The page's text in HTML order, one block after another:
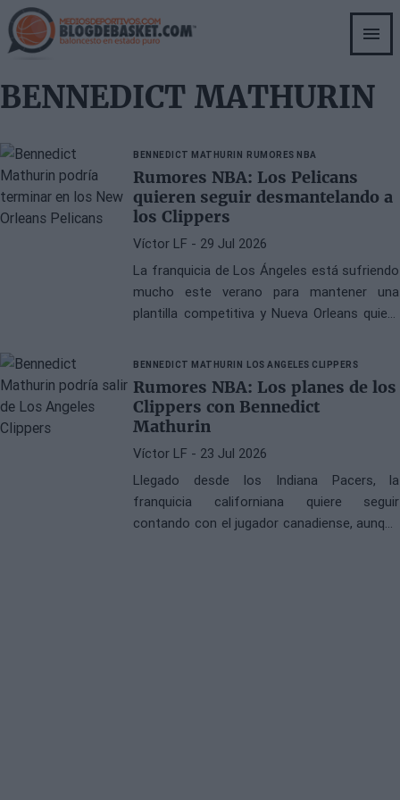
Skip
to
main
BENNEDICT MATHURIN
BENNEDICT MATHURIN RUMORES NBA
Rumores NBA: Los Pelicans
quieren seguir desmantelando a
los Clippers
Víctor LF - 29 Jul 2026
La franquicia de Los Ángeles está sufriendo
mucho este verano para mantener una
plantilla competitiva y Nueva Orleans quiere
BENNEDICT MATHURIN LOS ANGELES CLIPPERS
Rumores NBA: Los planes de los
Clippers con Bennedict
Mathurin
Víctor LF - 23 Jul 2026
Llegado desde los Indiana Pacers, la
franquicia californiana quiere seguir
contando con el jugador canadiense, aunque